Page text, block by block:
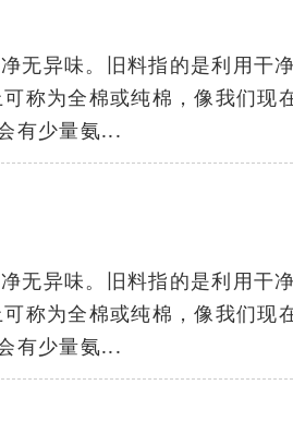
无异味。旧料指的是利用干
称为全棉或纯棉，像我们现
有少量氨...
无异味。旧料指的是利用干
称为全棉或纯棉，像我们现
有少量氨...